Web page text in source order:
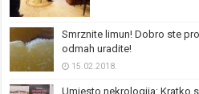
Smrznite limun! Dobro ste
odmah uradite!
15.02.2018.
Umjesto nekrologija: Kratko